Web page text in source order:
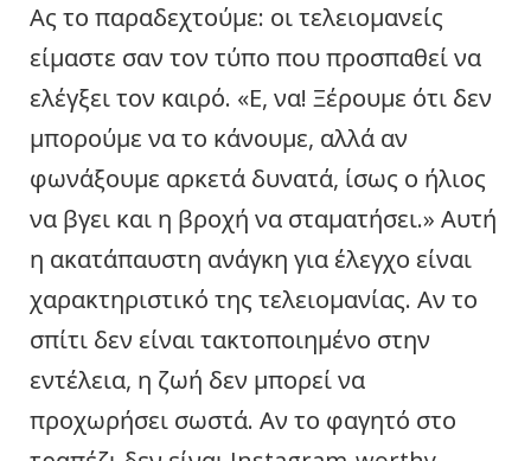
Ας το παραδεχτούμε: οι τελειομανείς
είμαστε σαν τον τύπο που προσπαθεί να
ελέγξει τον καιρό. «Ε, να! Ξέρουμε ότι δεν
μπορούμε να το κάνουμε, αλλά αν
φωνάξουμε αρκετά δυνατά, ίσως ο ήλιος
να βγει και η βροχή να σταματήσει.» Αυτή
η ακατάπαυστη ανάγκη για έλεγχο είναι
χαρακτηριστικό της τελειομανίας. Αν το
σπίτι δεν είναι τακτοποιημένο στην
εντέλεια, η ζωή δεν μπορεί να
προχωρήσει σωστά. Αν το φαγητό στο